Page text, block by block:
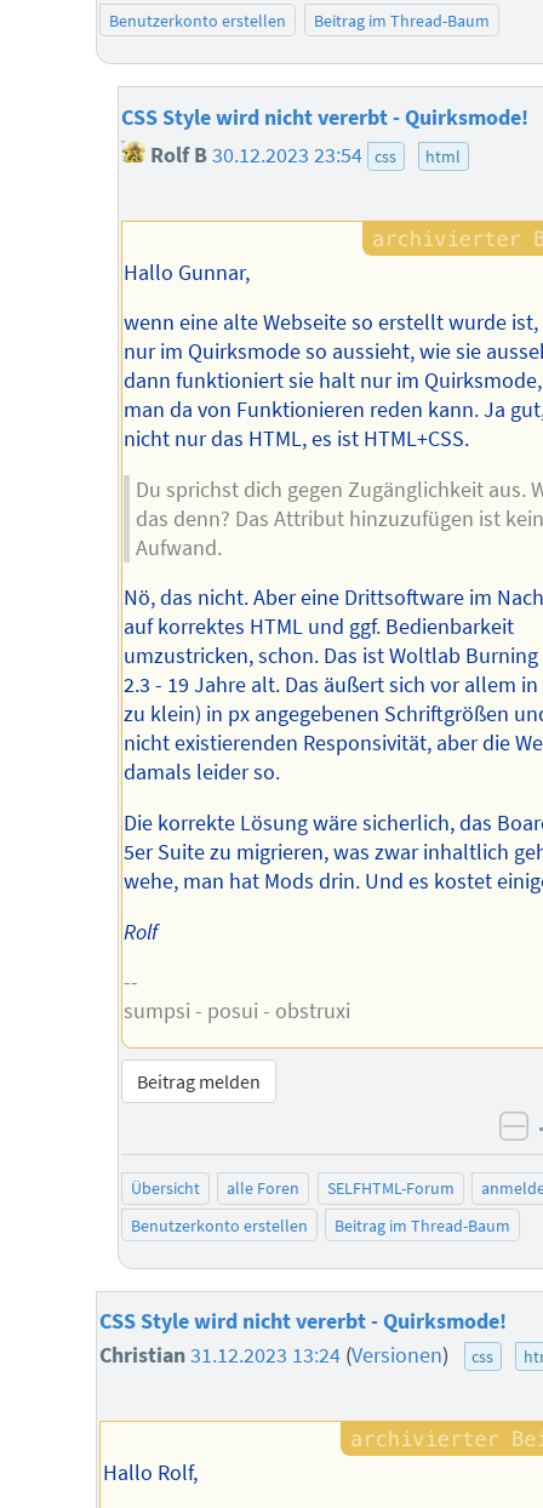
Benutzerkonto erstellen
Beitrag im Thread-Baum
CSS Style wird nicht vererbt - Quirksmode!
Rolf B 30.12.2023 23:54 css html
Hallo Gunnar,
wenn eine alte Webseite so erstellt wurde ist,
nur im Quirksmode so aussieht, wie sie
dann funktioniert sie halt nur im
man da von Funktionieren reden kann. Ja
nicht nur das HTML, es ist HTML+CSS.
Du sprichst dich gegen Zugänglichkeit aus.
das denn? Das Attribut hinzuzufügen ist kein
Aufwand.
Nö, das nicht. Aber eine Drittsoftware im
auf korrektes HTML und ggf. Bedienbarkeit
umzustricken, schon. Das ist Woltlab
2.3 - 19 Jahre alt. Das äußert sich vor allem
zu klein) in px angegebenen Schriftgrößen
nicht existierenden Responsivität, aber die
damals leider so.
Die korrekte Lösung wäre sicherlich, das
5er Suite zu migrieren, was zwar inhaltlich
wehe, man hat Mods drin. Und es kostet
Rolf
--
sumpsi - posui - obstruxi
Beitrag melden
Übersicht alle Foren SELFHTML-Forum
Benutzerkonto erstellen
Beitrag im Thread-Baum
CSS Style wird nicht vererbt - Quirksmode!
Christian31.12.2023 13:24 (Versionen) css
Hallo Rolf,